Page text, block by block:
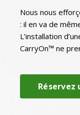
Nous nous
: il en va de
L’installation
CarryOn™ ne
Réservez